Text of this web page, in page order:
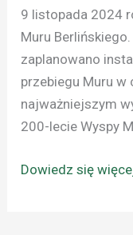
9 listopada 2024
Muru
zaplanowano
przebiegu Muru
najważniejszym
200-lecie Wyspy
Dowiedz się